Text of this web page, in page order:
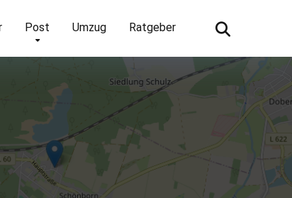
Post Umzug Ratgeber